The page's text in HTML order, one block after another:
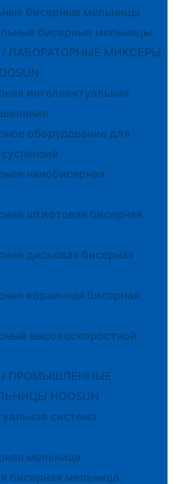
бисерные мельницы
бисерные мельницы
ЛАБОРАТОРНЫЕ МИКСЕРЫ
интеллектуальная
оборудование для
нанобисерная
штифтовая бисерная
дисковая бисерная
корзинная бисерная
высокоскоростной
/ ПРОМЫШЛЕННЫЕ
HOOSUN
система
мельница
бисерная мельница